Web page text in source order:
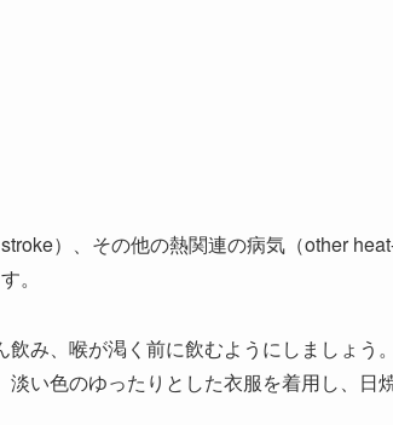
）、その他の熱関連の病気（other
。
み、喉が渇く前に飲むようにしましょう。
い色のゆったりとした衣服を着用し、日